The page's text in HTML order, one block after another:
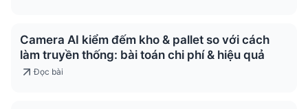
Camera AI kiểm đếm kho & pallet so với cách
làm truyền thống: bài toán chi phí & hiệu quả
Đọc bài